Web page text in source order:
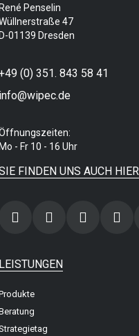
René Penselin
47
D-01139 Dresden
(0) 351. 843 58 41
info@wipec.de
Mo - Fr 10 - 16 Uhr
FINDEN UNS AUCH HIER
LEISTUNGEN